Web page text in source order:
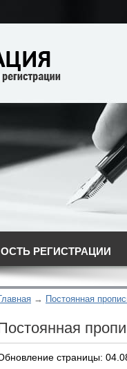
РЕГИСТРАЦИИ
Постоянная
страницы: